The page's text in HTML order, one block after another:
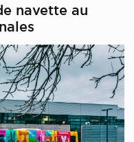
navette au